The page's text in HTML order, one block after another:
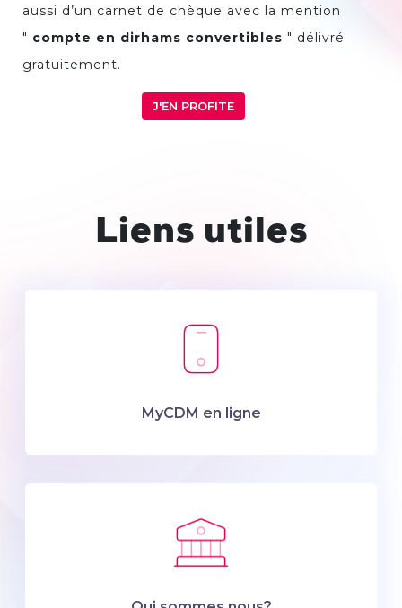
aussi d’un carnet de chèque avec la mention
" compte en dirhams convertibles " délivré
gratuitement.
J'EN PROFITE
Liens utiles
MyCDM en ligne